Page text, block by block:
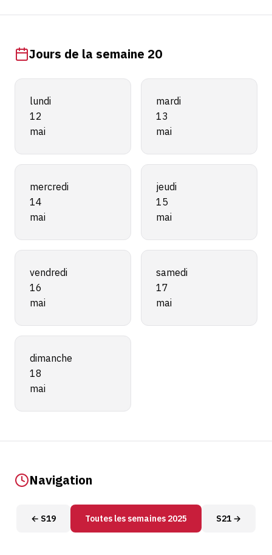
Jours de la semaine 20
lundi
12
mai
mardi
13
mai
mercredi
14
mai
jeudi
15
mai
vendredi
16
mai
samedi
17
mai
dimanche
18
mai
Navigation
← S19 Toutes les semaines 2025 S21 →